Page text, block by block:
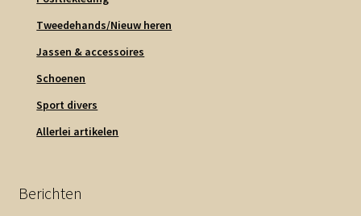
Tweedehands/Nieuw heren
Jassen & accessoires
Schoenen
Sport divers
Allerlei artikelen
Berichten